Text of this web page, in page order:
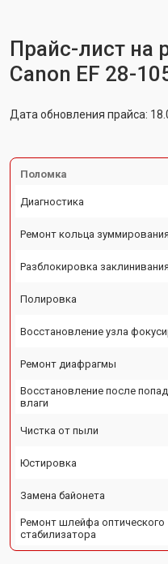
Прайс-лист на
Canon EF 28-
Дата обновления прайса:
Поломка
Диагностика
Ремонт кольца зуммирования
Разблокировка заклинивания
Полировка
Восстановление узла
Ремонт диафрагмы
Восстановление после
влаги
Чистка от пыли
Юстировка
Замена байонета
Ремонт шлейфа оптического
стабилизатора